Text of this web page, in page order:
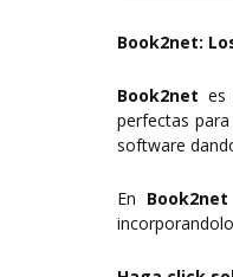
Book2net:
Book2net es
perfectas
software
En Book2net